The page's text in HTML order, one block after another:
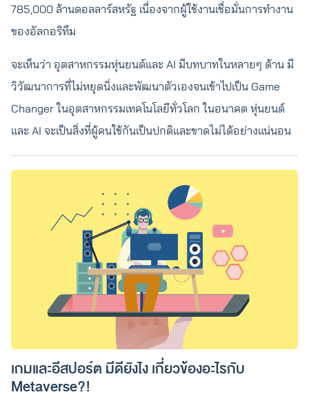
785,000 ล้านดอลลาร์สหรัฐ เนื่องจากผู้ใช้งานเชื่อมั่นการทำงาน
ของอัลกอริทึม
จะเห็นว่า อุตสาหกรรมหุ่นยนต์และ AI มีบทบาทในหลายๆ ด้าน มี
วิวัฒนาการที่ไม่หยุดนิ่งและพัฒนาตัวเองจนเข้าไปเป็น Game
Changer ในอุตสาหกรรมเทคโนโลยีทั่วโลก ในอนาคต หุ่นยนต์
และ AI จะเป็นสิ่งที่ผู้คนใช้กันเป็นปกติและขาดไม่ได้อย่างแน่นอน
เกมและอีสปอร์ต มีดียังไง เกี่ยวข้องอะไรกับ
Metaverse?!